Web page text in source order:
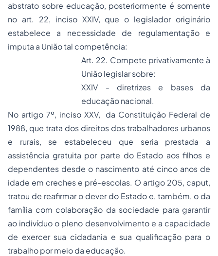
abstrato sobre educação, posteriormente é somente
no art. 22, inciso XXIV, que o legislador originário
estabelece a necessidade de regulamentação e
imputa a União tal competência:
Art. 22. Compete privativamente à
União legislar sobre:
XXIV - diretrizes e bases da
educação nacional.
No artigo 7º, inciso XXV, da Constituição Federal de
1988, que trata dos direitos dos trabalhadores urbanos
e rurais, se estabeleceu que seria prestada a
assistência gratuita por parte do Estado aos filhos e
dependentes desde o nascimento até cinco anos de
idade em creches e pré-escolas. O artigo 205, caput,
tratou de reafirmar o dever do Estado e, também, o da
família com colaboração da sociedade para garantir
ao indivíduo o pleno desenvolvimento e a capacidade
de exercer sua cidadania e sua qualificação para o
trabalho por meio da educação.